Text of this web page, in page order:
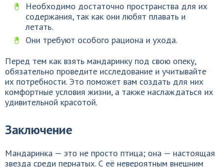
Необходимо достаточно пространства для их
содержания, так как они любят плавать и
летать.
Они требуют особого рациона и ухода.
Перед тем как взять мандаринку под свою опеку,
обязательно проведите исследование и учитывайте
их потребности. Это поможет вам создать для них
комфортные условия жизни, а также наслаждаться их
удивительной красотой.
Заключение
Мандаринка — это не просто птица; она — настоящая
звезда среди пернатых. С её невероятным внешним